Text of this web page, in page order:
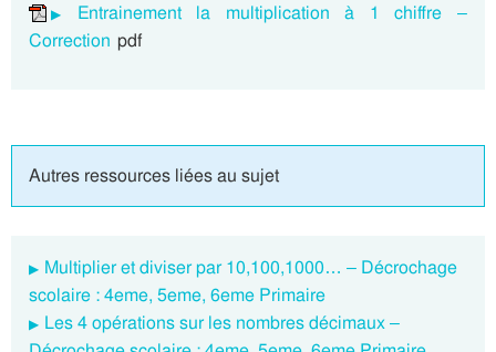
Entrainement la multiplication à 1 chiffre –
Correction pdf
Autres ressources liées au sujet
Multiplier et diviser par 10,100,1000… – Décrochage
scolaire : 4eme, 5eme, 6eme Primaire
Les 4 opérations sur les nombres décimaux –